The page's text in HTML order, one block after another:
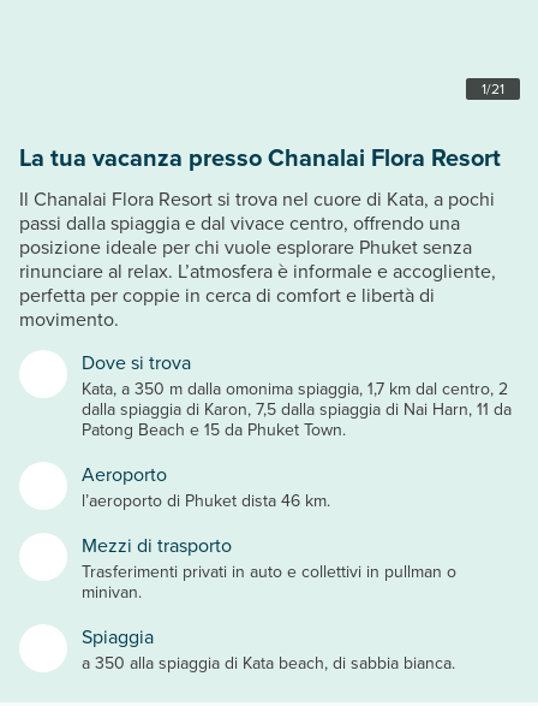
1/21
Dove si trova
Kata, a 350 m dalla omonima spiaggia, 1,7 km dal centro, 2
dalla spiaggia di Karon, 7,5 dalla spiaggia di Nai Harn, 11 da
Patong Beach e 15 da Phuket Town.
Aeroporto
l’aeroporto di Phuket dista 46 km.
Mezzi di trasporto
Trasferimenti privati in auto e collettivi in pullman o
minivan.
Spiaggia
a 350 alla spiaggia di Kata beach, di sabbia bianca.
La tua vacanza presso Chanalai Flora Resort
Il Chanalai Flora Resort si trova nel cuore di Kata, a pochi
passi dalla spiaggia e dal vivace centro, offrendo una
posizione ideale per chi vuole esplorare Phuket senza
rinunciare al relax. L’atmosfera è informale e accogliente,
perfetta per coppie in cerca di comfort e libertà di
movimento.